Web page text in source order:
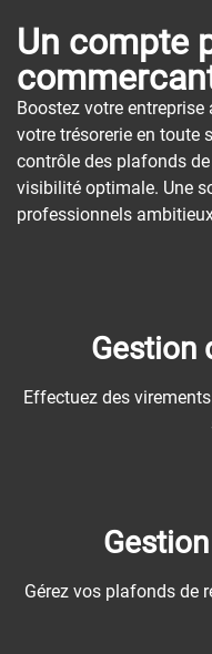
Un compte
Boostez votre entreprise
votre trésorerie en toute
contrôle des plafonds
visibilité optimale. Une
professionnels
Gestion
Effectuez des
Gérez vos plafonds de